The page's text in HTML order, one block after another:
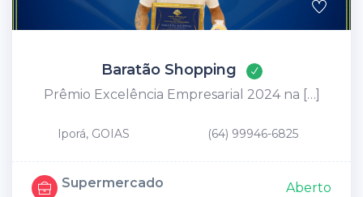
Baratão Shopping
Prêmio Excelência Empresarial 2024 na […]
Iporá, GOIAS (64) 99946-6825
Supermercado Aberto